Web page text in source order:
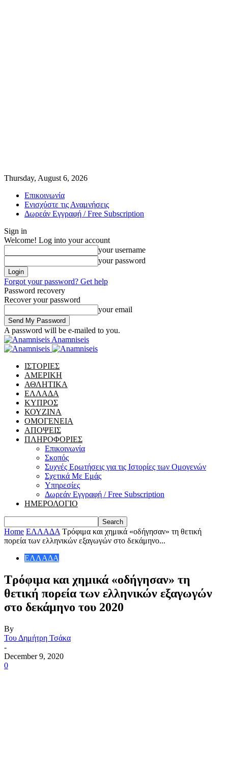
Thursday, August 6, 2026
Επικοινωνία
Ενισχύστε τις Αναμνήσεις
Δωρεάν Εγγραφή / Free Subscription
Sign in
Welcome! Log into your account
your username
your password
Forgot your password? Get help
Password recovery
Recover your password
your email
A password will be e-mailed to you.
Anamniseis
ΙΣΤΟΡΙΕΣ
ΑΜΕΡΙΚΗ
ΑΘΛΗΤΙΚΑ
ΕΛΛΑΔΑ
ΚΥΠΡΟΣ
ΚΟΥΖΙΝΑ
ΟΜΟΓΕΝΕΙΑ
ΑΠΟΨΕΙΣ
ΠΛΗΡΟΦΟΡΙΕΣ
Επικοινωνία
Σκοπός
Συχνές Ερωτήσεις για τις Ιστορίες των Ομογενών
Σχετικά Με Εμάς
Υπηρεσίες
Δωρεάν Εγγραφή / Free Subscription
ΗΜΕΡΟΛΟΓΙΟ
Home ΕΛΛΑΔΑ Τρόφιμα και χημικά «οδήγησαν» τη θετική
πορεία των ελληνικών εξαγωγών στο δεκάμηνο...
ΕΛΛΑΔΑ
Τρόφιμα και χημικά «οδήγησαν» τη
θετική πορεία των ελληνικών εξαγωγών
στο δεκάμηνο του 2020
By
Του Δημήτρη Τσάκα
-
December 9, 2020
0